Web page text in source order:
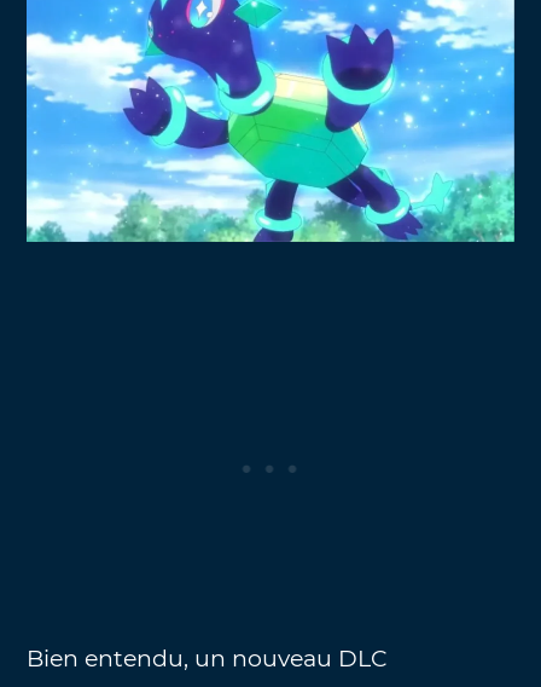
Bien entendu, un nouveau DLC